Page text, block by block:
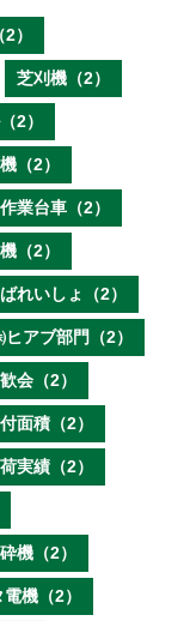
）
芝刈機（2）
2）
（2）
作業台車（2）
（2）
ばれいしょ（2）
アブ部門（2）
会（2）
面積（2）
実績（2）
機（2）
機（2）